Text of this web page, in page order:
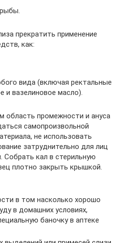
прекратить применение
как:
вида (включая ректальные
и вазелиновое масло).
промежности и ануса
самопроизвольной
не использовать
затруднительно для лиц
Собрать кал в стерильную
плотно закрыть крышкой.
в том насколько хорошо
в домашних условиях,
баночку в аптеке